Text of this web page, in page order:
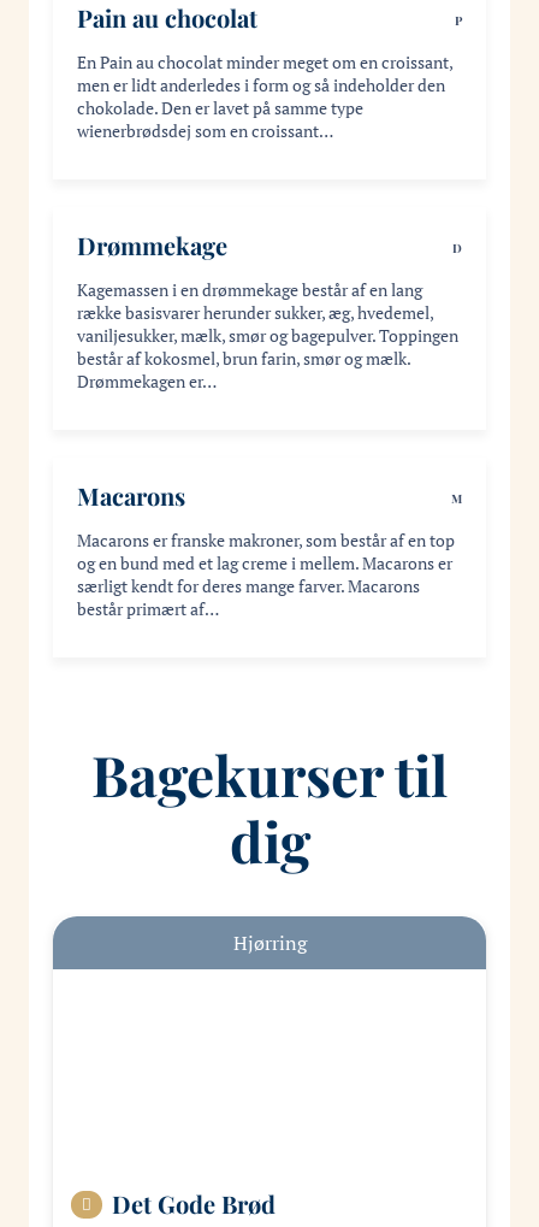
Pain au chocolat P
En Pain au chocolat minder meget om en croissant,
men er lidt anderledes i form og så indeholder den
chokolade. Den er lavet på samme type
wienerbrødsdej som en croissant…
Drømmekage D
Kagemassen i en drømmekage består af en lang
række basisvarer herunder sukker, æg, hvedemel,
vaniljesukker, mælk, smør og bagepulver. Toppingen
består af kokosmel, brun farin, smør og mælk.
Drømmekagen er…
Macarons M
Macarons er franske makroner, som består af en top
og en bund med et lag creme i mellem. Macarons er
særligt kendt for deres mange farver. Macarons
består primært af…
Bagekurser til
dig
Hjørring
Det Gode Brød